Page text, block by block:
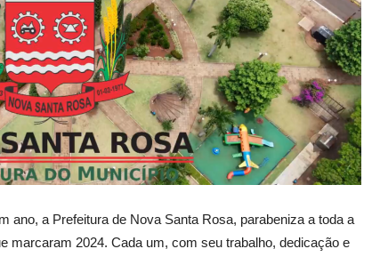
ano, a Prefeitura de Nova Santa Rosa, parabeniza a toda a
marcaram 2024. Cada um, com seu trabalho, dedicação e